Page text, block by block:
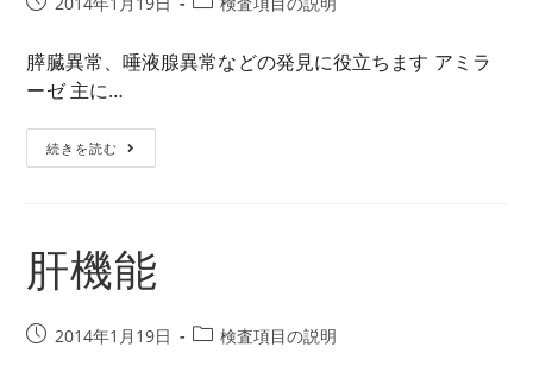
公
開
カ
テ
膵臓異常、唾液腺異常などの発見に役立ちます アミラ
ーゼ 主に…
続きを読む 膵
機
肝機能
投 2014年1月19日
投 検査項目の説明